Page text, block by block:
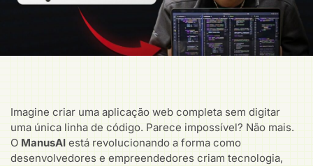
Imagine criar uma aplicação web completa sem digitar
uma única linha de código. Parece impossível? Não mais.
O ManusAI está revolucionando a forma como
desenvolvedores e empreendedores criam tecnologia,